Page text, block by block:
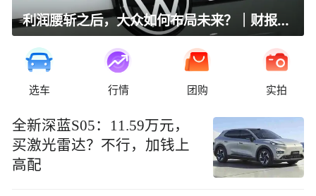
利润腰斩之后，大众如何布局未来？｜财报全视角
选车 行情 团购 实拍
全新深蓝S05：11.59万元，
买激光雷达？不行，加钱上
高配